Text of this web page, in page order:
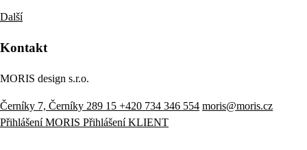
Další
Kontakt
MORIS design s.r.o.
Černíky 7, Černíky 289 15 +420 734 346 554 moris@moris.cz
Přihlášení MORIS Přihlášení KLIENT